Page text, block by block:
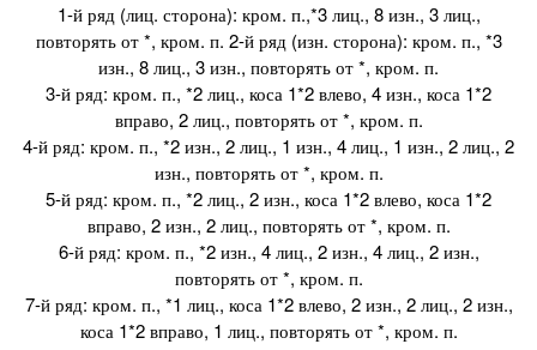
1-й ряд (лиц. сторона): кром. п.,*3 лиц., 8 изн., 3 лиц.,
повторять от *, кром. п. 2-й ряд (изн. сторона): кром. п., *3
изн., 8 лиц., 3 изн., повторять от *, кром. п.
3-й ряд: кром. п., *2 лиц., коса 1*2 влево, 4 изн., коса 1*2
вправо, 2 лиц., повторять от *, кром. п.
4-й ряд: кром. п., *2 изн., 2 лиц., 1 изн., 4 лиц., 1 изн., 2 лиц., 2
изн., повторять от *, кром. п.
5-й ряд: кром. п., *2 лиц., 2 изн., коса 1*2 влево, коса 1*2
вправо, 2 изн., 2 лиц., повторять от *, кром. п.
6-й ряд: кром. п., *2 изн., 4 лиц., 2 изн., 4 лиц., 2 изн.,
повторять от *, кром. п.
7-й ряд: кром. п., *1 лиц., коса 1*2 влево, 2 изн., 2 лиц., 2 изн.,
коса 1*2 вправо, 1 лиц., повторять от *, кром. п.